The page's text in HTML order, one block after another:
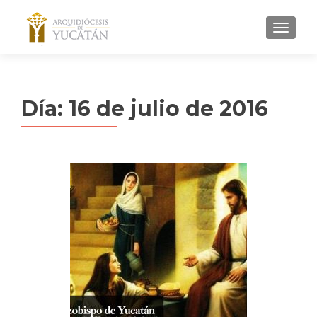
MENU
Día: 16 de julio de 2016